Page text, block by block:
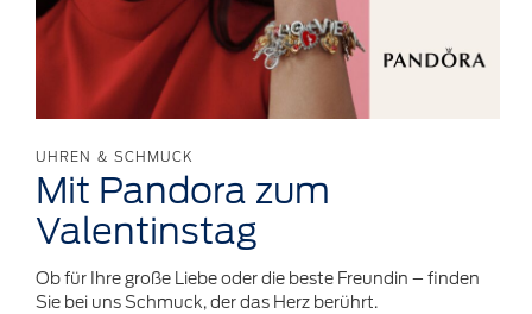
UHREN & SCHMUCK
Mit Pandora zum
Valentinstag
Ob für Ihre große Liebe oder die beste Freundin – finden
Sie bei uns Schmuck, der das Herz berührt.